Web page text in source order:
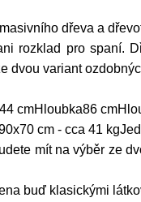
dřeva a
rozklad pro spaní.
dvou variant
cmHloubka86
cm - cca 41
mít na výběr ze
buď klasickými